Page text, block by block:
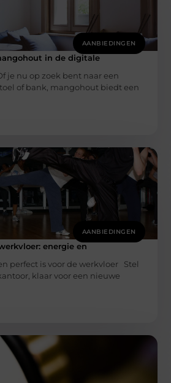
AANBIEDINGEN
in de digitale
je nu op zoek bent naar een
of bank, mangohout biedt een
AANBIEDINGEN
energie en
perfect is voor de werkvloer Stel
klaar voor een nieuwe